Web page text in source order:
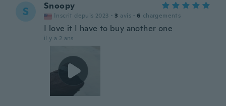
S Snoopy
Inscrit depuis 2023 · 3 avis · 6 chargements
I love it I have to buy another one
il y a 2 ans